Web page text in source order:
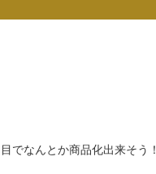
でなんとか商品化出来そう！